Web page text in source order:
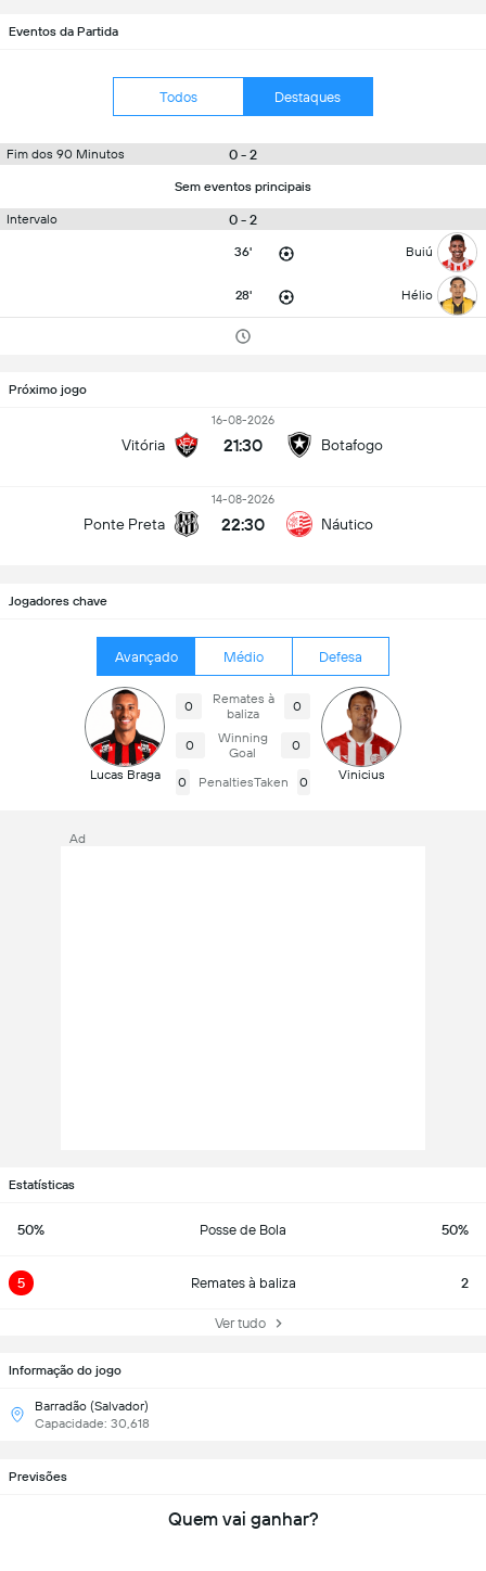
Eventos da Partida
Todos Destaques
Fim dos 90 Minutos 0 - 2
Sem eventos principais
Intervalo 0 - 2
36' Buiú
28' Hélio
Próximo jogo
Vitória
16-08-2026
21:30 Botafogo
Ponte Preta
14-08-2026
22:30 Náutico
Jogadores chave
Avançado Médio Defesa
Lucas Braga
0
Remates à
baliza
0
0
Winning
Goal
0
0 PenaltiesTaken 0 Vinicius
Estatísticas
50% Posse de Bola 50%
5 Remates à baliza 2
Ver tudo
Informação do jogo
Barradão (Salvador)
Capacidade: 30,618
Ad
Previsões
Quem vai ganhar?